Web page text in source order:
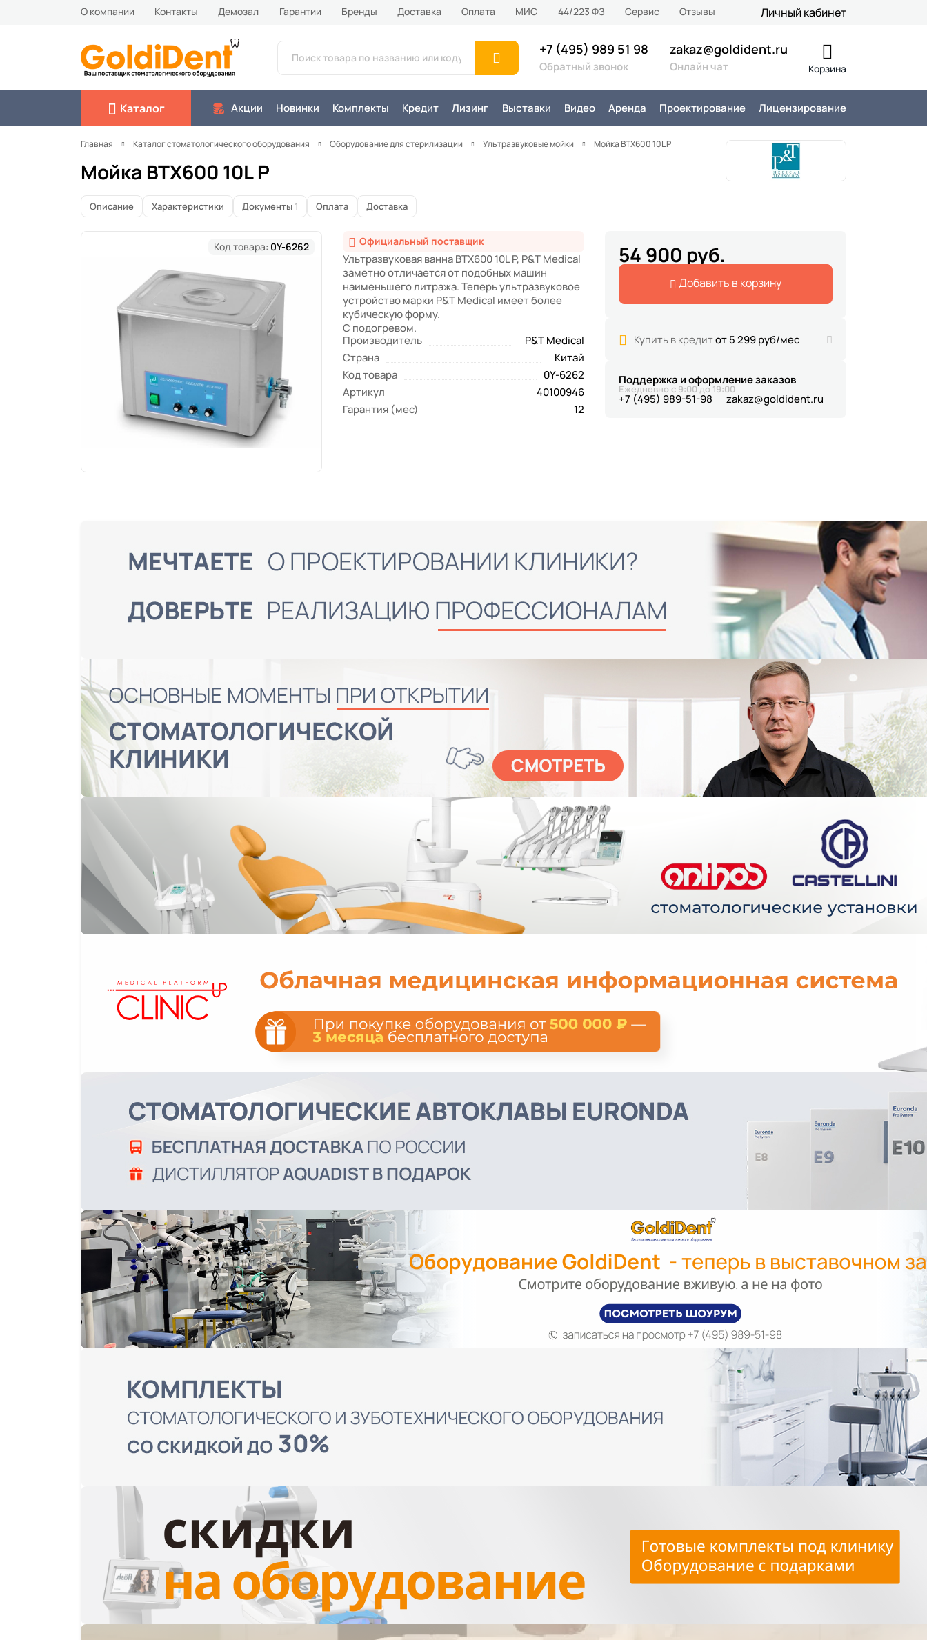
О компании Контакты Демозал Гарантии Бренды Доставка Оплата MИС 44/223 ФЗ Сервис Отзывы Личный кабинет
+7 (495) 989 51 98
Обратный звонок
zakaz@goldident.ru
Онлайн чат Корзина
Каталог Акции Новинки Комплекты Кредит Лизинг Выставки Видео Аренда Проектирование Лицензирование
Главная Каталог стоматологического оборудования Оборудование для стерилизации Ультразвуковые мойки Мойка BTX600 10L P
Мойка BTX600 10L P
Описание Характеристики Документы 1 Оплата Доставка
Код товара: 0Y-6262 Официальный поставщик
Ультразвуковая ванна BTX600 10L P, P&T Medical
заметно отличается от подобных машин
наименьшего литража. Теперь ультразвуковое
устройство марки P&T Medical имеет более
кубическую форму.
С подогревом.
Производитель
P&T Medical
Страна
Китай
Код товара
0Y-6262
Артикул
40100946
Гарантия (мес)
12
54 900 руб.
Добавить в корзину
Купить в кредитот 5 299 руб/мес
Поддержка и оформление заказов
Ежедневно с 9:00 до 19:00
+7 (495) 989-51-98 zakaz@goldident.ru